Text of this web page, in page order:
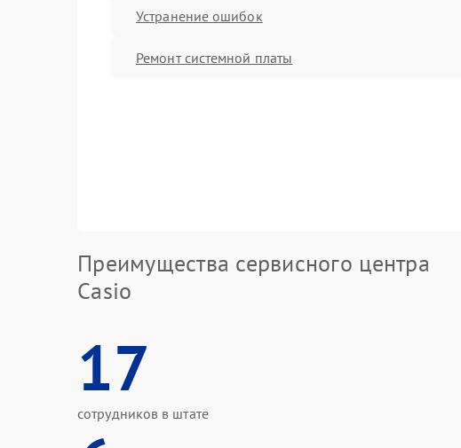
Устранение ошибок
Ремонт системной платы
Преимущества сервисного центра
Casio
17
сотрудников в штате